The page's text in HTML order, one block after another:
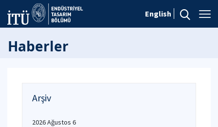
English
Haberler
Arşiv
2026 Ağustos 6